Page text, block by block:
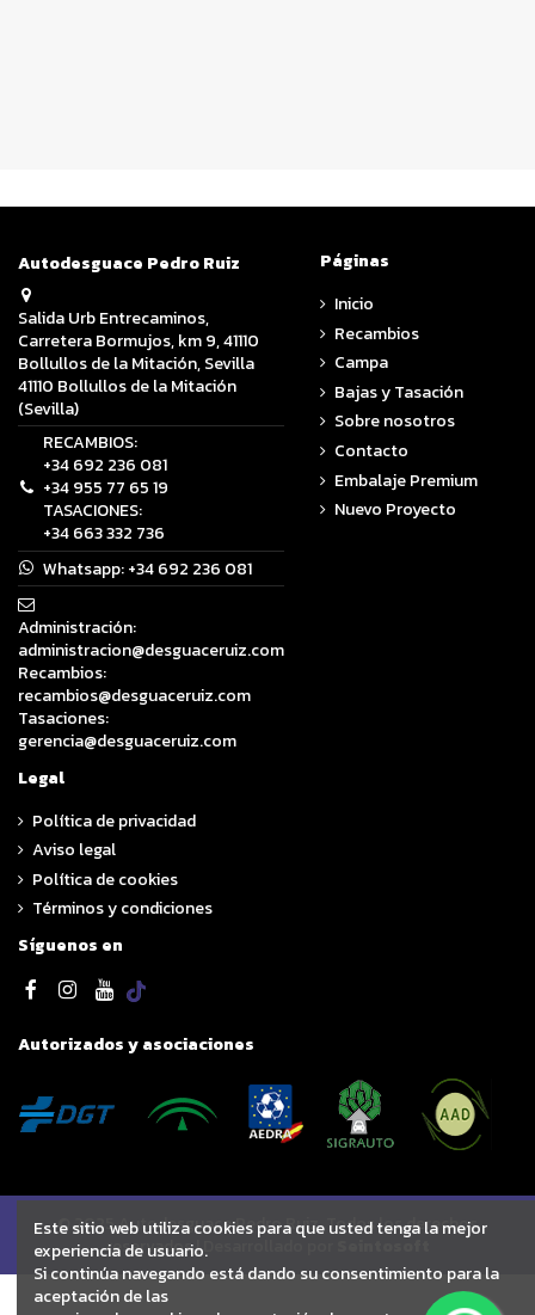
Autodesguace Pedro Ruiz
Salida Urb Entrecaminos,
Carretera Bormujos, km 9, 41110
Bollullos de la Mitación, Sevilla
41110 Bollullos de la Mitación
(Sevilla)
RECAMBIOS:
+34 692 236 081
+34 955 77 65 19
TASACIONES:
+34 663 332 736
Whatsapp:+34 692 236 081
Administración:
administracion@desguaceruiz.com
Recambios:
recambios@desguaceruiz.com
Tasaciones:
gerencia@desguaceruiz.com
Páginas
Inicio
Recambios
Campa
Bajas y Tasación
Sobre nosotros
Contacto
Embalaje Premium
Nuevo Proyecto
Legal
Política de privacidad
Aviso legal
Política de cookies
Términos y condiciones
Síguenos en
Autorizados y asociaciones
© 2025 Autodesguace Pedro Ruiz. Todos los derechos
reservados | Desarrollado por
Este sitio web utiliza cookies para que usted tenga la mejor
experiencia de usuario.
Si continúa navegando está dando su consentimiento para la
aceptación de las